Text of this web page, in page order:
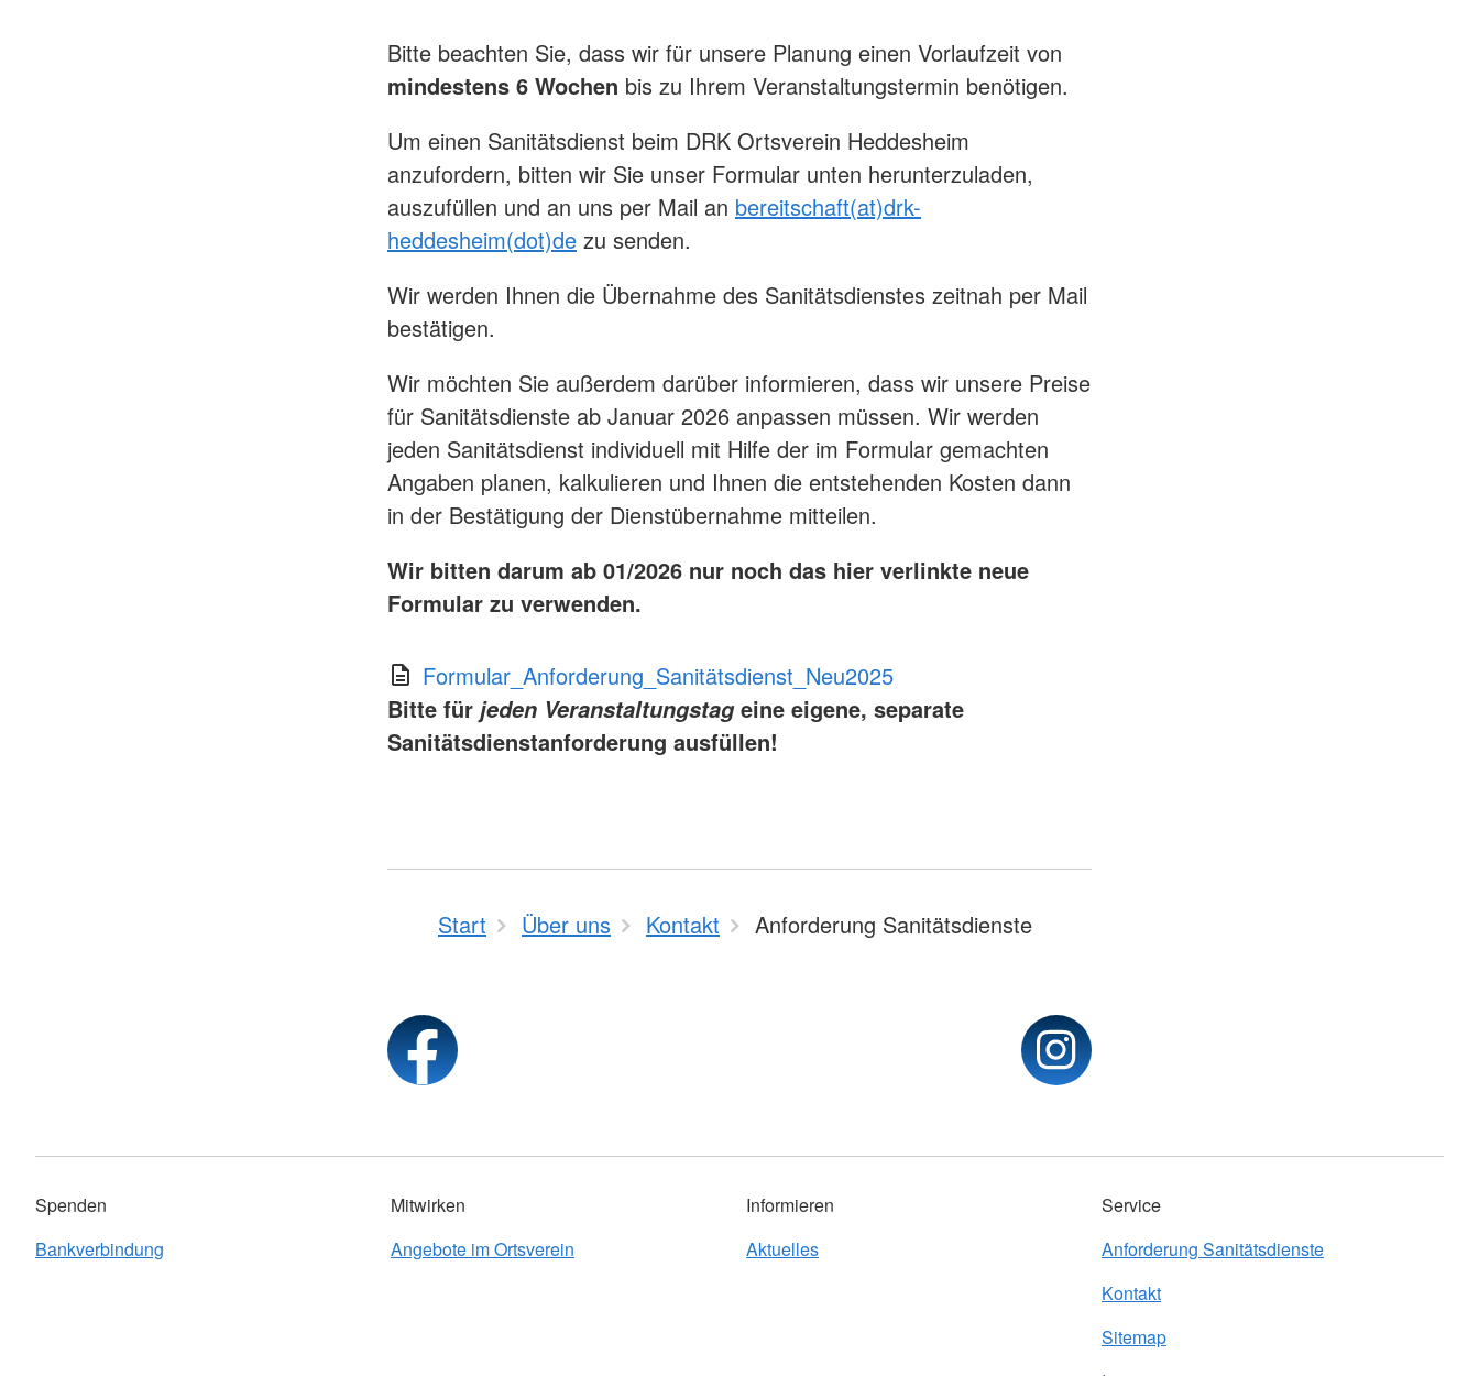
Bitte beachten Sie, dass wir für unsere Planung einen Vorlaufzeit von
mindestens 6 Wochen bis zu Ihrem Veranstaltungstermin benötigen.
Um einen Sanitätsdienst beim DRK Ortsverein Heddesheim
anzufordern, bitten wir Sie unser Formular unten herunterzuladen,
auszufüllen und an uns per Mail an bereitschaft(at)drk-
heddesheim(dot)de zu senden.
Wir werden Ihnen die Übernahme des Sanitätsdienstes zeitnah per Mail
bestätigen.
Wir möchten Sie außerdem darüber informieren, dass wir unsere Preise
für Sanitätsdienste ab Januar 2026 anpassen müssen. Wir werden
jeden Sanitätsdienst individuell mit Hilfe der im Formular gemachten
Angaben planen, kalkulieren und Ihnen die entstehenden Kosten dann
in der Bestätigung der Dienstübernahme mitteilen.
Wir bitten darum ab 01/2026 nur noch das hier verlinkte neue
Formular zu verwenden.
Formular_Anforderung_Sanitätsdienst_Neu2025
Bitte für jeden Veranstaltungstageine eigene, separate
Sanitätsdienstanforderung ausfüllen!
Start Über uns Kontakt Anforderung Sanitätsdienste
Spenden
Bankverbindung
Mitwirken
Angebote im Ortsverein
Informieren
Aktuelles
Service
Anforderung Sanitätsdienste
Kontakt
Sitemap